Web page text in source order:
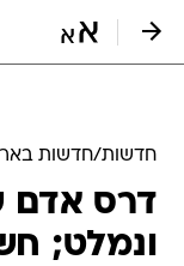
חדשות/חדשות
דרס אדם
ונמלט;